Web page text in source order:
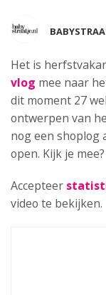
Het is
vlog mee naar
dit moment 27
ontwerpen van
nog een shoplog
open. Kijk je mee?
Accepteer
video te bekijken.